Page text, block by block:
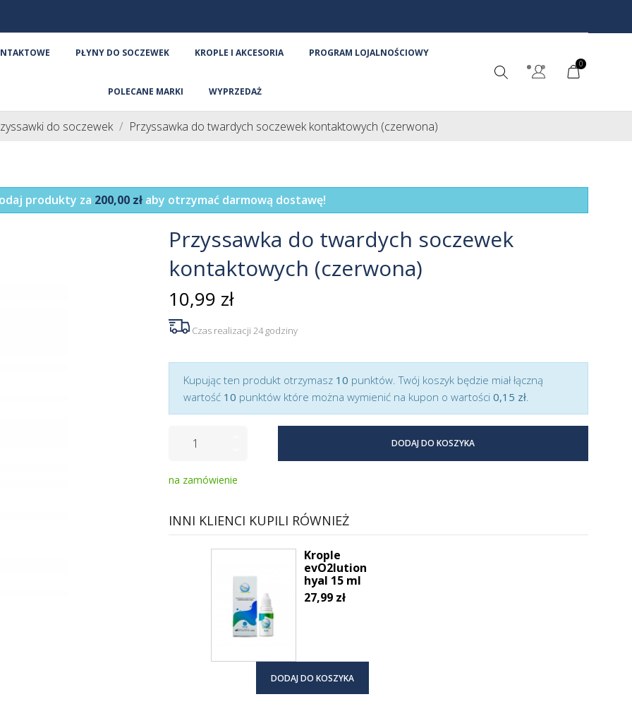
PŁYNY DO SOCZEWEK KROPLE I AKCESORIA PROGRAM LOJALNOŚCIOWY
POLECANE MARKI WYPRZEDAŻ
0
do soczewek Przyssawka do twardych soczewek kontaktowych (czerwona)
produkty za 200,00 złaby otrzymać darmową dostawę!
Przyssawka do twardych soczewek
kontaktowych (czerwona)
10,99 zł
Czas realizacji 24 godziny
Kupując ten produkt otrzymasz 10 punktów. Twój koszyk będzie miał łączną
wartość 10 punktów które można wymienić na kupon o wartości 0,15 zł.
DODAJ DO KOSZYKA
na zamówienie
INNI KLIENCI KUPILI RÓWNIEŻ
Krople
evO2lution
hyal 15 ml
27,99 zł
DODAJ DO KOSZYKA